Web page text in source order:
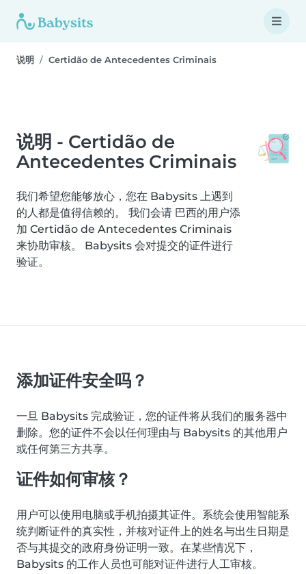
说明 Certidão de Antecedentes Criminais
说明 - Certidão de
Antecedentes Criminais
我们希望您能够放心，您在 Babysits 上遇到
的人都是值得信赖的。 我们会请 巴西的用户添
加 Certidão de Antecedentes Criminais
来协助审核。 Babysits 会对提交的证件进行
验证。
添加证件安全吗？
一旦 Babysits 完成验证，您的证件将从我们的服务器中
删除。您的证件不会以任何理由与 Babysits 的其他用户
或任何第三方共享。
证件如何审核？
用户可以使用电脑或手机拍摄其证件。系统会使用智能系
统判断证件的真实性，并核对证件上的姓名与出生日期是
否与其提交的政府身份证明一致。在某些情况下，
Babysits 的工作人员也可能对证件进行人工审核。